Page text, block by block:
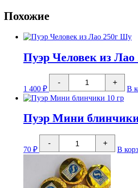
Похожие
Пуэр Человек из
1 400 ₽
-
Количество
товара
Пуэр
Человек
Лао
250г
+
В
Пуэр Мини
70 ₽
-
Количество
товара
Пуэр
Мини
блинчики
10
гр
+
В